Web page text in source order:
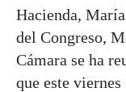
Hacienda,
del Congreso,
Cámara se ha
que este